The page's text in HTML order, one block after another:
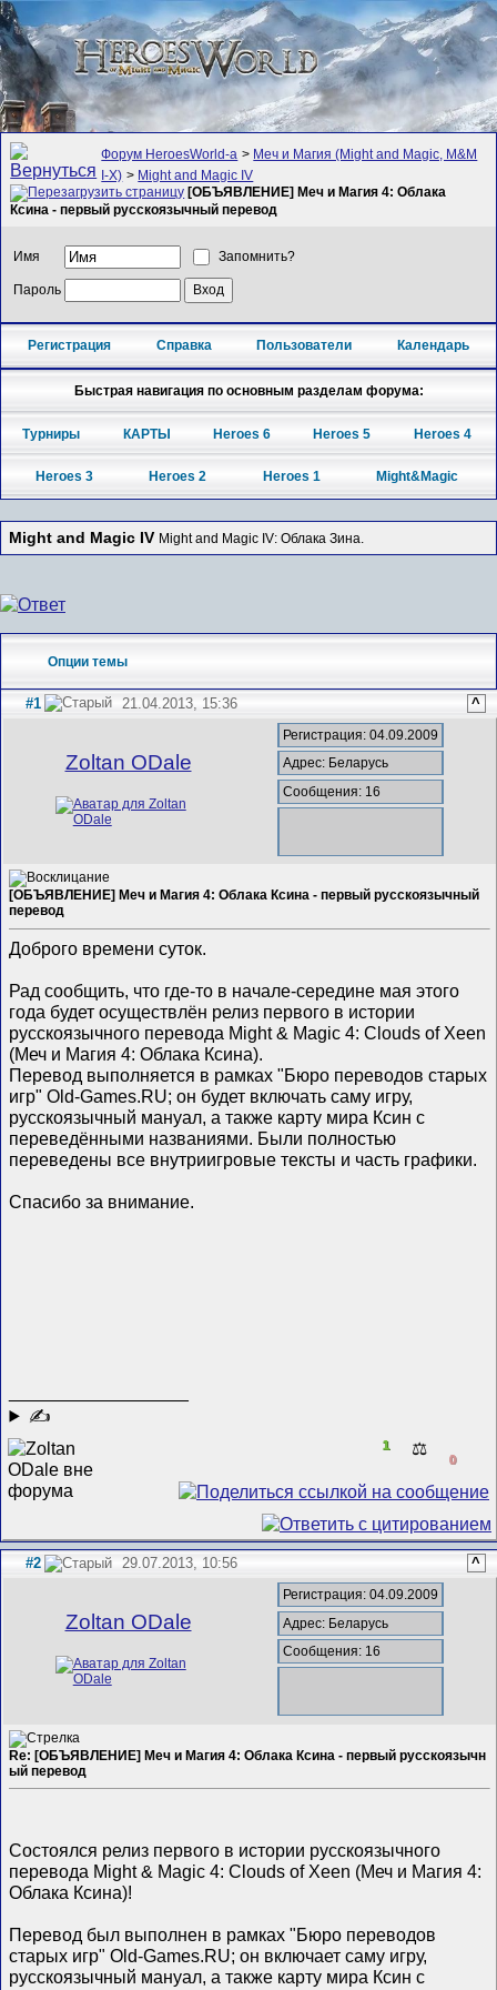
Форум HeroesWorld-а > Меч и Магия (Might and Magic, M&M
I-X) > Might and Magic IV
[ОБЪЯВЛЕНИЕ] Меч и Магия 4: Облака
Ксина - первый русскоязычный перевод
Имя Запомнить?
Пароль
Регистрация Справка Пользователи Календарь
Быстрая навигация по основным разделам форума:
Турниры КАРТЫ Heroes 6 Heroes 5 Heroes 4
Heroes 3 Heroes 2 Heroes 1 Might&Magic
Might and Magic IV Might and Magic IV: Облака Зина.
Опции темы
#1 21.04.2013, 15:36 ^
Zoltan ODale
Регистрация: 04.09.2009
Адрес: Беларусь
Сообщения: 16
[ОБЪЯВЛЕНИЕ] Меч и Магия 4: Облака Ксина - первый русскоязычный
перевод
Доброго времени суток.
Рад сообщить, что где-то в начале-середине мая этого
года будет осуществлён релиз первого в истории
русскоязычного перевода Might & Magic 4: Clouds of Xeen
(Меч и Магия 4: Облака Ксина).
Перевод выполняется в рамках "Бюро переводов старых
игр" Old-Games.RU; он будет включать саму игру,
русскоязычный мануал, а также карту мира Ксин с
переведёнными названиями. Были полностью
переведены все внутриигровые тексты и часть графики.
Спасибо за внимание.
✍
1 ⚖️
0
#2 29.07.2013, 10:56 ^
Zoltan ODale
Регистрация: 04.09.2009
Адрес: Беларусь
Сообщения: 16
Re: [ОБЪЯВЛЕНИЕ] Меч и Магия 4: Облака Ксина - первый русскоязычн
ый перевод
Cостоялся релиз первого в истории русскоязычного
перевода Might & Magic 4: Clouds of Xeen (Меч и Магия 4:
Облака Ксина)!
Перевод был выполнен в рамках "Бюро переводов
старых игр" Old-Games.RU; он включает саму игру,
русскоязычный мануал, а также карту мира Ксин с